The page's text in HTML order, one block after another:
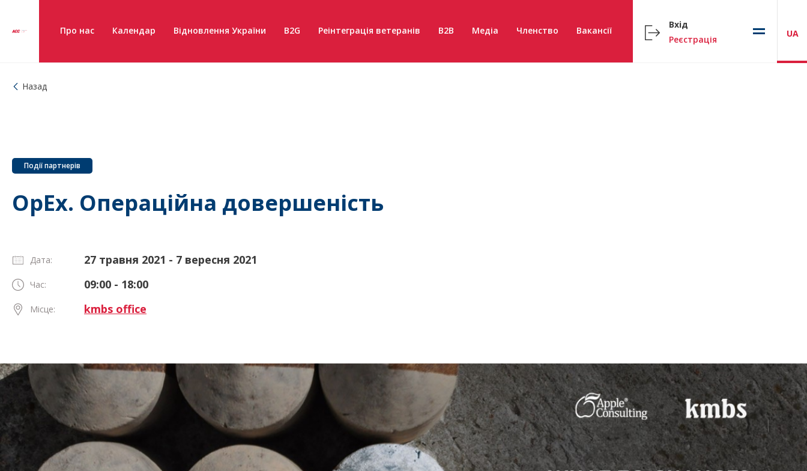
Про нас Календар Відновлення України B2G Реінтеграція ветеранів B2B Медіа Членство Вакансії
Вхід
Реєстрація
UA
Назад
Події партнерів
OpEx. Операційна довершеність
Дата: 27 травня 2021 - 7 вересня 2021
Час: 09:00 - 18:00
Місце: kmbs office